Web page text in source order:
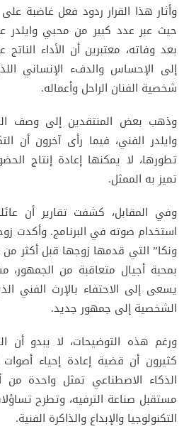
وأثار هذا القرار ردود فعل غاضبة
حيث عبر عدد كبير من محبي
بعد وفاته، معتبرين أن الأداء
إلى الإحساس والدفء الإنساني
شخصية الفنان الراحل وأعماله.
وذهب بعض المنتقدين إلى وصف
وايلدر الفني، فيما رأى آخرون أن
تطورها، لا يمكنها إعادة إنتاج
تميز به الممثل.
وفي المقابل، كشفت تقارير أن
استخدام صوته في البرنامج. وأكدت
ونكا” التي قدمها زوجها قبل أكثر
بمحبة أجيال متعاقبة من الجمهور،
يسعى إلى الاحتفاء بالإرث الفني
الشخصية إلى جمهور جديد.
ورغم هذه التوضيحات، لا يبدو أن
كثيرون أن قضية إعادة إحياء أصوات
الذكاء الاصطناعي تمثل واحدة
مستقبل صناعة الترفيه، وتطرح
التكنولوجيا والإبداع والذاكرة الفنية.